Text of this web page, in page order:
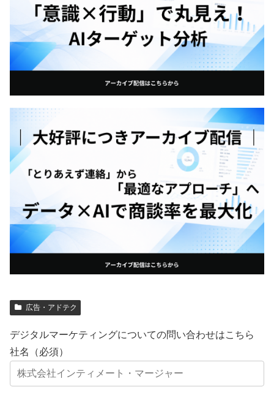
広告・アドテク
デジタルマーケティングについての問い合わせはこちら
社名（必須）